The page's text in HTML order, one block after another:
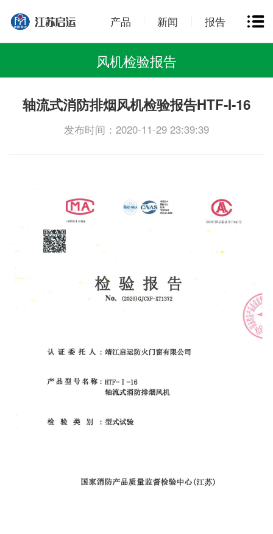
产品 新闻 报告
风机检验报告
轴流式消防排烟风机检验报告HTF-I-16
发布时间：2020-11-29 23:39:39